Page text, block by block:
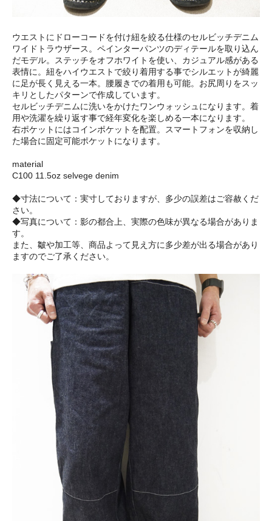
ウエストにドローコードを付け紐を絞る仕様のセルビッチデニム
ワイドトラウザース。ペインターパンツのディテールを取り込ん
だモデル。ステッチをオフホワイトを使い、カジュアル感がある
表情に。紐をハイウエストで絞り着用する事でシルエットが綺麗
に足が長く見える一本。腰履きでの着用も可能。お尻周りをスッ
キリとしたパターンで作成しています。
セルビッチデニムに洗いをかけたワンウォッシュになります。着
用や洗濯を繰り返す事で経年変化を楽しめる一本になります。
右ポケットにはコインポケットを配置。スマートフォンを収納し
た場合に固定可能ポケットになります。
material
C100 11.5oz selvege denim
◆寸法について：実寸しておりますが、多少の誤差はご容赦くだ
さい。
◆写真について：影の都合上、実際の色味が異なる場合がありま
す。
また、皺や加工等、商品よって見え方に多少差が出る場合があり
ますのでご了承ください。